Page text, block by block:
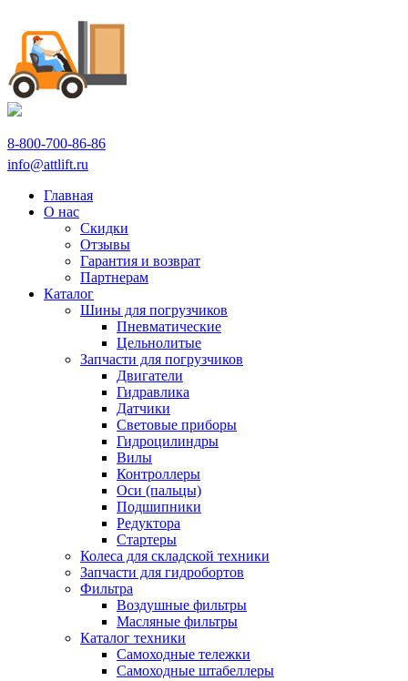
8-800-700-86-86
info@attlift.ru
Главная
О нас
Скидки
Отзывы
Гарантия и возврат
Партнерам
Каталог
Шины для погрузчиков
Пневматические
Цельнолитые
Запчасти для погрузчиков
Двигатели
Гидравлика
Датчики
Световые приборы
Гидроцилиндры
Вилы
Контроллеры
Оси (пальцы)
Подшипники
Редуктора
Стартеры
Колеса для складской техники
Запчасти для гидробортов
Фильтра
Воздушные фильтры
Масляные фильтры
Каталог техники
Самоходные тележки
Самоходные штабеллеры